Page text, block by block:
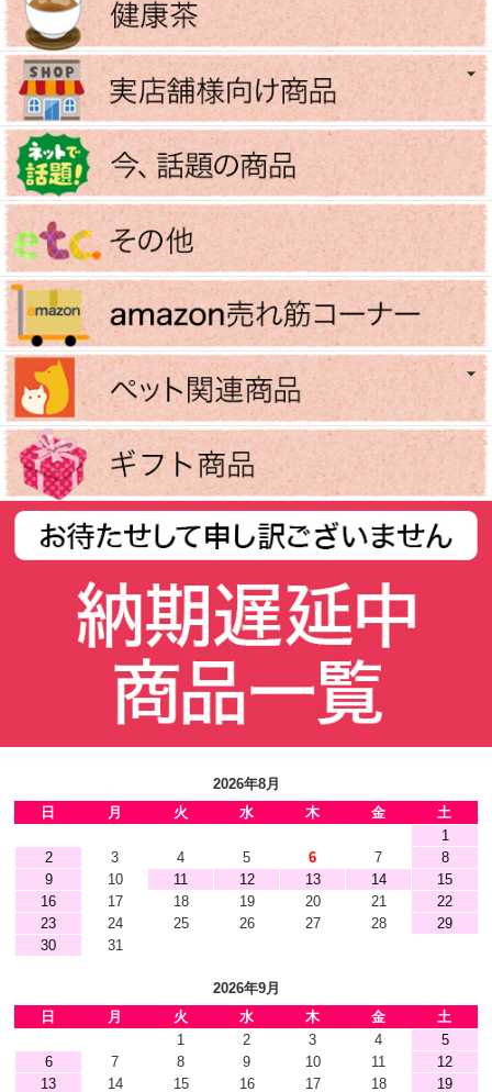
2026年8月
日
月 火 水 木 金
土
1
2
3 4 5 6 7
8
9
10 11 12 13 14
15
16
17 18 19 20 21
22
23
24 25 26 27 28
29
30
31
2026年9月
日
月 火 水 木 金
土
1
2 3 4
5
6
7 8 9 10 11
12
13
14 15 16 17 18 19